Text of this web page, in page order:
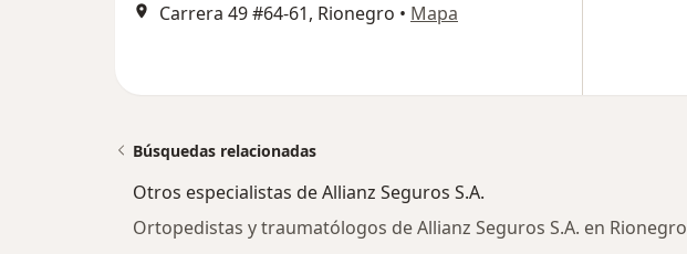
Carrera 49 #64-61, Rionegro • Mapa
Búsquedas relacionadas
Otros especialistas de Allianz Seguros S.A.
Ortopedistas y traumatólogos de Allianz Seguros S.A. en Rionegro